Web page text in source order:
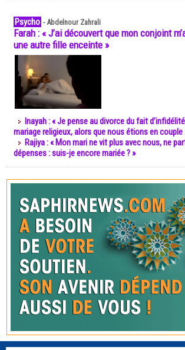
Psycho -Abdelnour Zahrali
Farah : « J’ai découvert que mon conjoint
une autre fille enceinte »
Inayah : « Je pense au divorce du fait
mariage religieux, alors que nous étions en couple
Rajiya : « Mon mari ne vit plus avec nous, ne
dépenses : suis-je encore mariée ? »